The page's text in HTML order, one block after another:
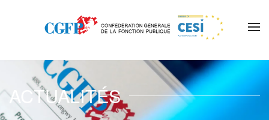
Skip to main content
ACTUALITÉS